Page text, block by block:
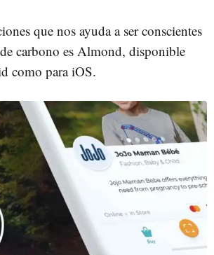
que nos ayuda a ser conscientes
carbono es Almond, disponible
como para iOS.